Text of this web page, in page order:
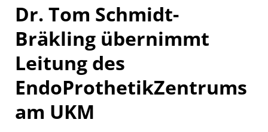
Dr. Tom Schmidt-
Bräkling übernimmt
Leitung des
EndoProthetikZentrums
am UKM